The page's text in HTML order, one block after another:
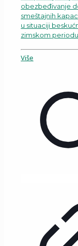
obezbeđivanje
smeštajnih
u situaciji
zimskom periodu
Više